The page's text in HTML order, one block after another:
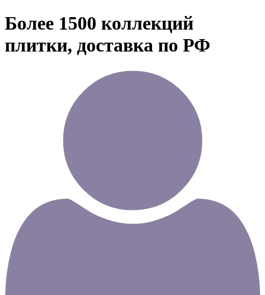
Более 1500 коллекций
плитки, доставка по РФ